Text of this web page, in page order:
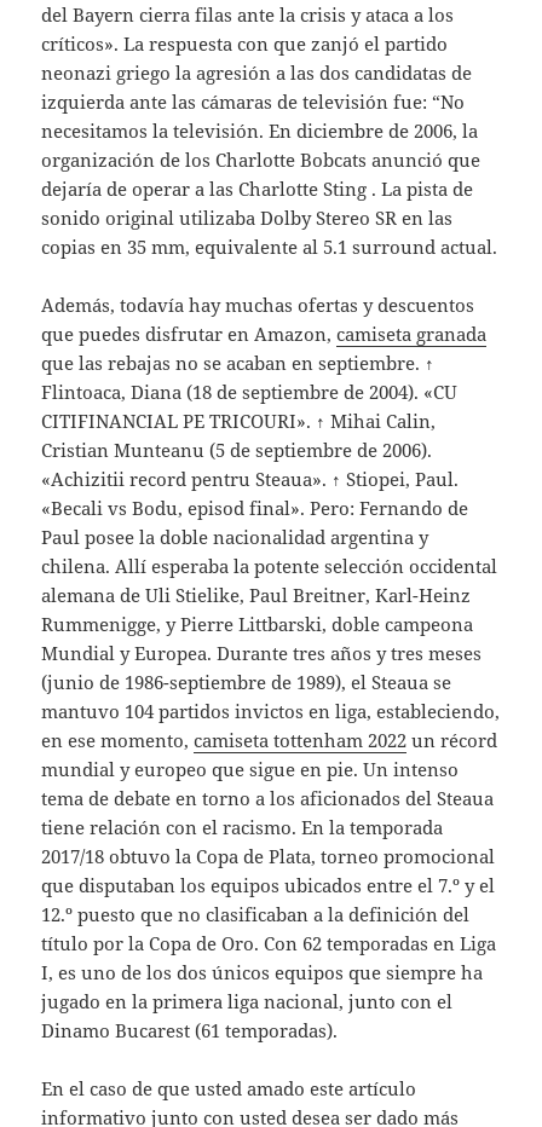
del Bayern cierra filas ante la crisis y ataca a los
críticos». La respuesta con que zanjó el partido
neonazi griego la agresión a las dos candidatas de
izquierda ante las cámaras de televisión fue: “No
necesitamos la televisión. En diciembre de 2006, la
organización de los Charlotte Bobcats anunció que
dejaría de operar a las Charlotte Sting . La pista de
sonido original utilizaba Dolby Stereo SR en las
copias en 35 mm, equivalente al 5.1 surround actual.
Además, todavía hay muchas ofertas y descuentos
que puedes disfrutar en Amazon,camiseta granada
que las rebajas no se acaban en septiembre. ↑
Flintoaca, Diana (18 de septiembre de 2004). «CU
CITIFINANCIAL PE TRICOURI». ↑ Mihai Calin,
Cristian Munteanu (5 de septiembre de 2006).
«Achizitii record pentru Steaua». ↑ Stiopei, Paul.
«Becali vs Bodu, episod final». Pero: Fernando de
Paul posee la doble nacionalidad argentina y
chilena. Allí esperaba la potente selección occidental
alemana de Uli Stielike, Paul Breitner, Karl-Heinz
Rummenigge, y Pierre Littbarski, doble campeona
Mundial y Europea. Durante tres años y tres meses
(junio de 1986-septiembre de 1989), el Steaua se
mantuvo 104 partidos invictos en liga, estableciendo,
en ese momento,camiseta tottenham 2022 un récord
mundial y europeo que sigue en pie. Un intenso
tema de debate en torno a los aficionados del Steaua
tiene relación con el racismo. En la temporada
2017/18 obtuvo la Copa de Plata, torneo promocional
que disputaban los equipos ubicados entre el 7.º y el
12.º puesto que no clasificaban a la definición del
título por la Copa de Oro. Con 62 temporadas en Liga
I, es uno de los dos únicos equipos que siempre ha
jugado en la primera liga nacional, junto con el
Dinamo Bucarest (61 temporadas).
En el caso de que usted amado este artículo
informativo junto con usted desea ser dado más